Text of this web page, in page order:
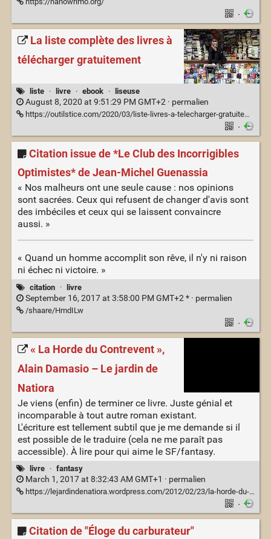
·
La liste complète des livres à
télécharger gratuitement
liste · livre · ebook · liseuse
August 8, 2020 at 9:51:29 PM GMT+2 · permalien
https://outilstice.com/2020/03/liste-livres-a-telecharger-gratuitement/?amp=1
·
Citation issue de *Le Club des Incorrigibles
Optimistes* de Jean-Michel Guenassia
« Nos malheurs ont une seule cause : nos opinions
sont sacrées. Ceux qui refusent de changer d'avis sont
des imbéciles et ceux qui se laissent convaincre
aussi. »
« Quand un homme accomplit son rêve, il n'y ni raison
ni échec ni victoire. »
citation · livre
September 16, 2017 at 3:58:00 PM GMT+2 * · permalien
/shaare/HmdILw
·
« La Horde du Contrevent »,
Alain Damasio – Le jardin de
Natiora
Je viens (enfin) de terminer ce livre. Juste génial et
incomparable à tout autre roman existant.
L'écriture est tellement subtil que je me demande si il
est possible de le traduire (cela ne me paraît pas
accessible). À lire pour qui aime le SF/fantasy.
livre · fantasy
March 1, 2017 at 8:32:43 AM GMT+1 · permalien
https://lejardindenatiora.wordpress.com/2012/02/23/la-horde-du-contrevent-alain-damasio/
·
Citation de "Éloge du carburateur"